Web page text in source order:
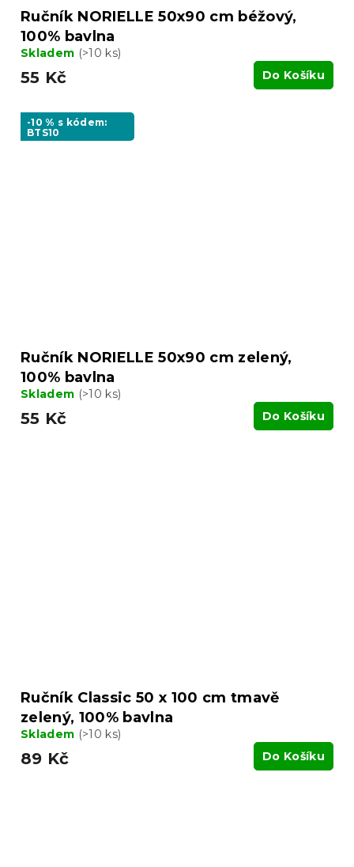
Ručník NORIELLE 50x90 cm béžový,
100% bavlna
Skladem (>10 ks)
55 Kč Do Košíku
-10 % s kódem:
BTS10
Ručník NORIELLE 50x90 cm zelený,
100% bavlna
Skladem (>10 ks)
55 Kč Do Košíku
Ručník Classic 50 x 100 cm tmavě
zelený, 100% bavlna
Skladem (>10 ks)
89 Kč Do Košíku